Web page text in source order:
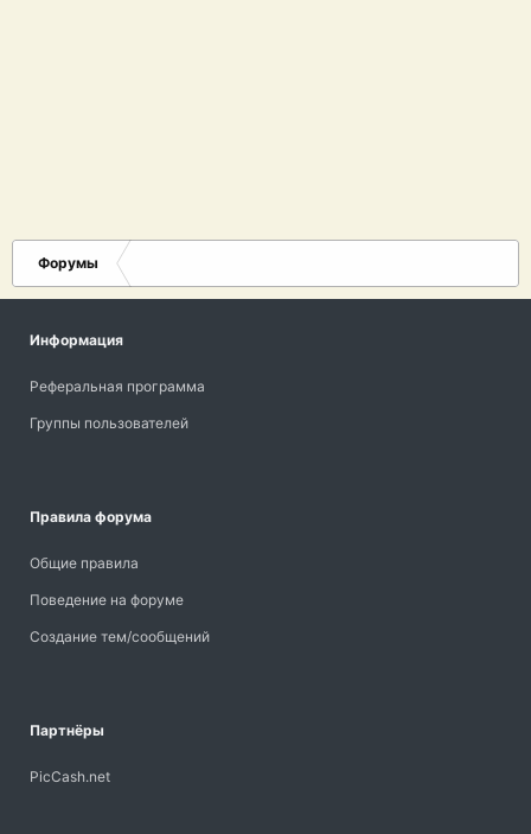
Форумы
Информация
Реферальная программа
Группы пользователей
Правила форума
Общие правила
Поведение на форуме
Создание тем/сообщений
Партнёры
PicCash.net